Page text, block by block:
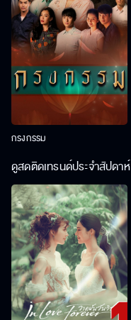
กรงกรรม
ดูสดติดเทรนด์ประจำสัปดาห์